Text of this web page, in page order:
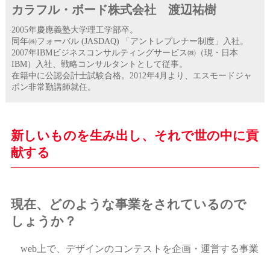
カラフル・ボード株式会社 渡辺祐樹
2005年慶應義塾大学理工学部卒。
同年㈱フォーバル (JASDAQ) 「アントレプレナー制度」入社。
2007年IBMビジネスコンサルティングサービス㈱（現・日本
IBM）入社、戦略コンサルタントとして従事。
在籍中に公認会計士試験合格。2012年4月より、エスモードジャ
ポン非常勤講師就任。
新しいものを生み出し、それで世の中に貢
献する
現在、どのような事業をされているので
しょうか？
web上で、デザインのコンテストを企画・運営する事業